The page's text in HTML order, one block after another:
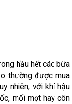
hầu hết các bữa
thường được mua
nhiên, với khí hậu
mối mọt hay côn